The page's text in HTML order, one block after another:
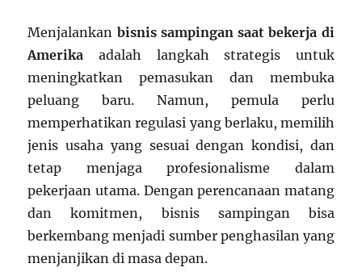
Menjalankan bisnis sampingan saat bekerja di
Amerika adalah langkah strategis untuk
meningkatkan pemasukan dan membuka
peluang baru. Namun, pemula perlu
memperhatikan regulasi yang berlaku, memilih
jenis usaha yang sesuai dengan kondisi, dan
tetap menjaga profesionalisme dalam
pekerjaan utama. Dengan perencanaan matang
dan komitmen, bisnis sampingan bisa
berkembang menjadi sumber penghasilan yang
menjanjikan di masa depan.